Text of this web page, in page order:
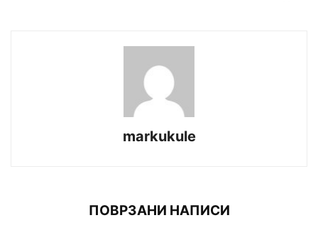
markukule
ПОВРЗАНИ НАПИСИ